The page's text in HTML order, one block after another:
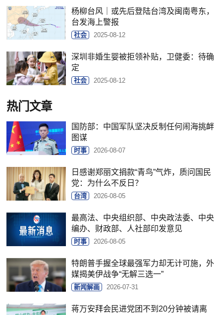
杨柳台风｜或先后登陆台湾及闽南粤东，
台发海上警报
社会 2025-08-12
深圳非婚生婴被拒领补贴，卫健委：待确
定
社会 2025-08-12
热门文章
国防部：中国军队坚决反制任何闹海挑衅
图谋
时事 2026-08-07
日感谢郑丽文捐款“青鸟”气炸，质问国民
党：为什么不反日？
台湾 2026-08-05
最高法、中央组织部、中央政法委、中央
编办、财政部、人社部印发意见
时事 2026-08-05
特朗普手握全球最强军力却无计可施，外
媒揭美伊战争“无解三选一”
新闻解画 2026-07-31
蒋万安拜会民进党团不到20分钟被请离